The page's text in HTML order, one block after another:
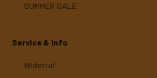
SUMMER SALE
Service & Info
Widerruf